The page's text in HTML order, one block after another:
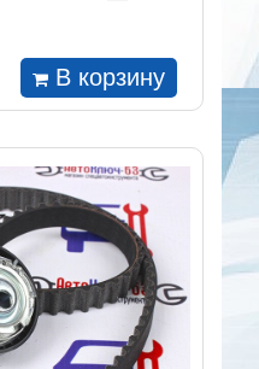
В корзину